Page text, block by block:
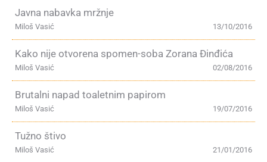
Javna nabavka mržnje
13/10/2016
Miloš Vasić
Kako nije otvorena spomen-soba Zorana Đinđića
02/08/2016
Miloš Vasić
Brutalni napad toaletnim papirom
19/07/2016
Miloš Vasić
Tužno štivo
21/01/2016
Miloš Vasić